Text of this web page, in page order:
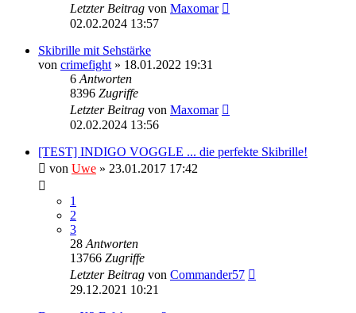
Letzter Beitrag von Maxomar
02.02.2024 13:57
Skibrille mit Sehstärke
von crimefight » 18.01.2022 19:31
6 Antworten
8396 Zugriffe
Letzter Beitrag von Maxomar
02.02.2024 13:56
[TEST] INDIGO VOGGLE ... die perfekte Skibrille!
von Uwe » 23.01.2017 17:42
1
2
3
28 Antworten
13766 Zugriffe
Letzter Beitrag von Commander57
29.12.2021 10:21